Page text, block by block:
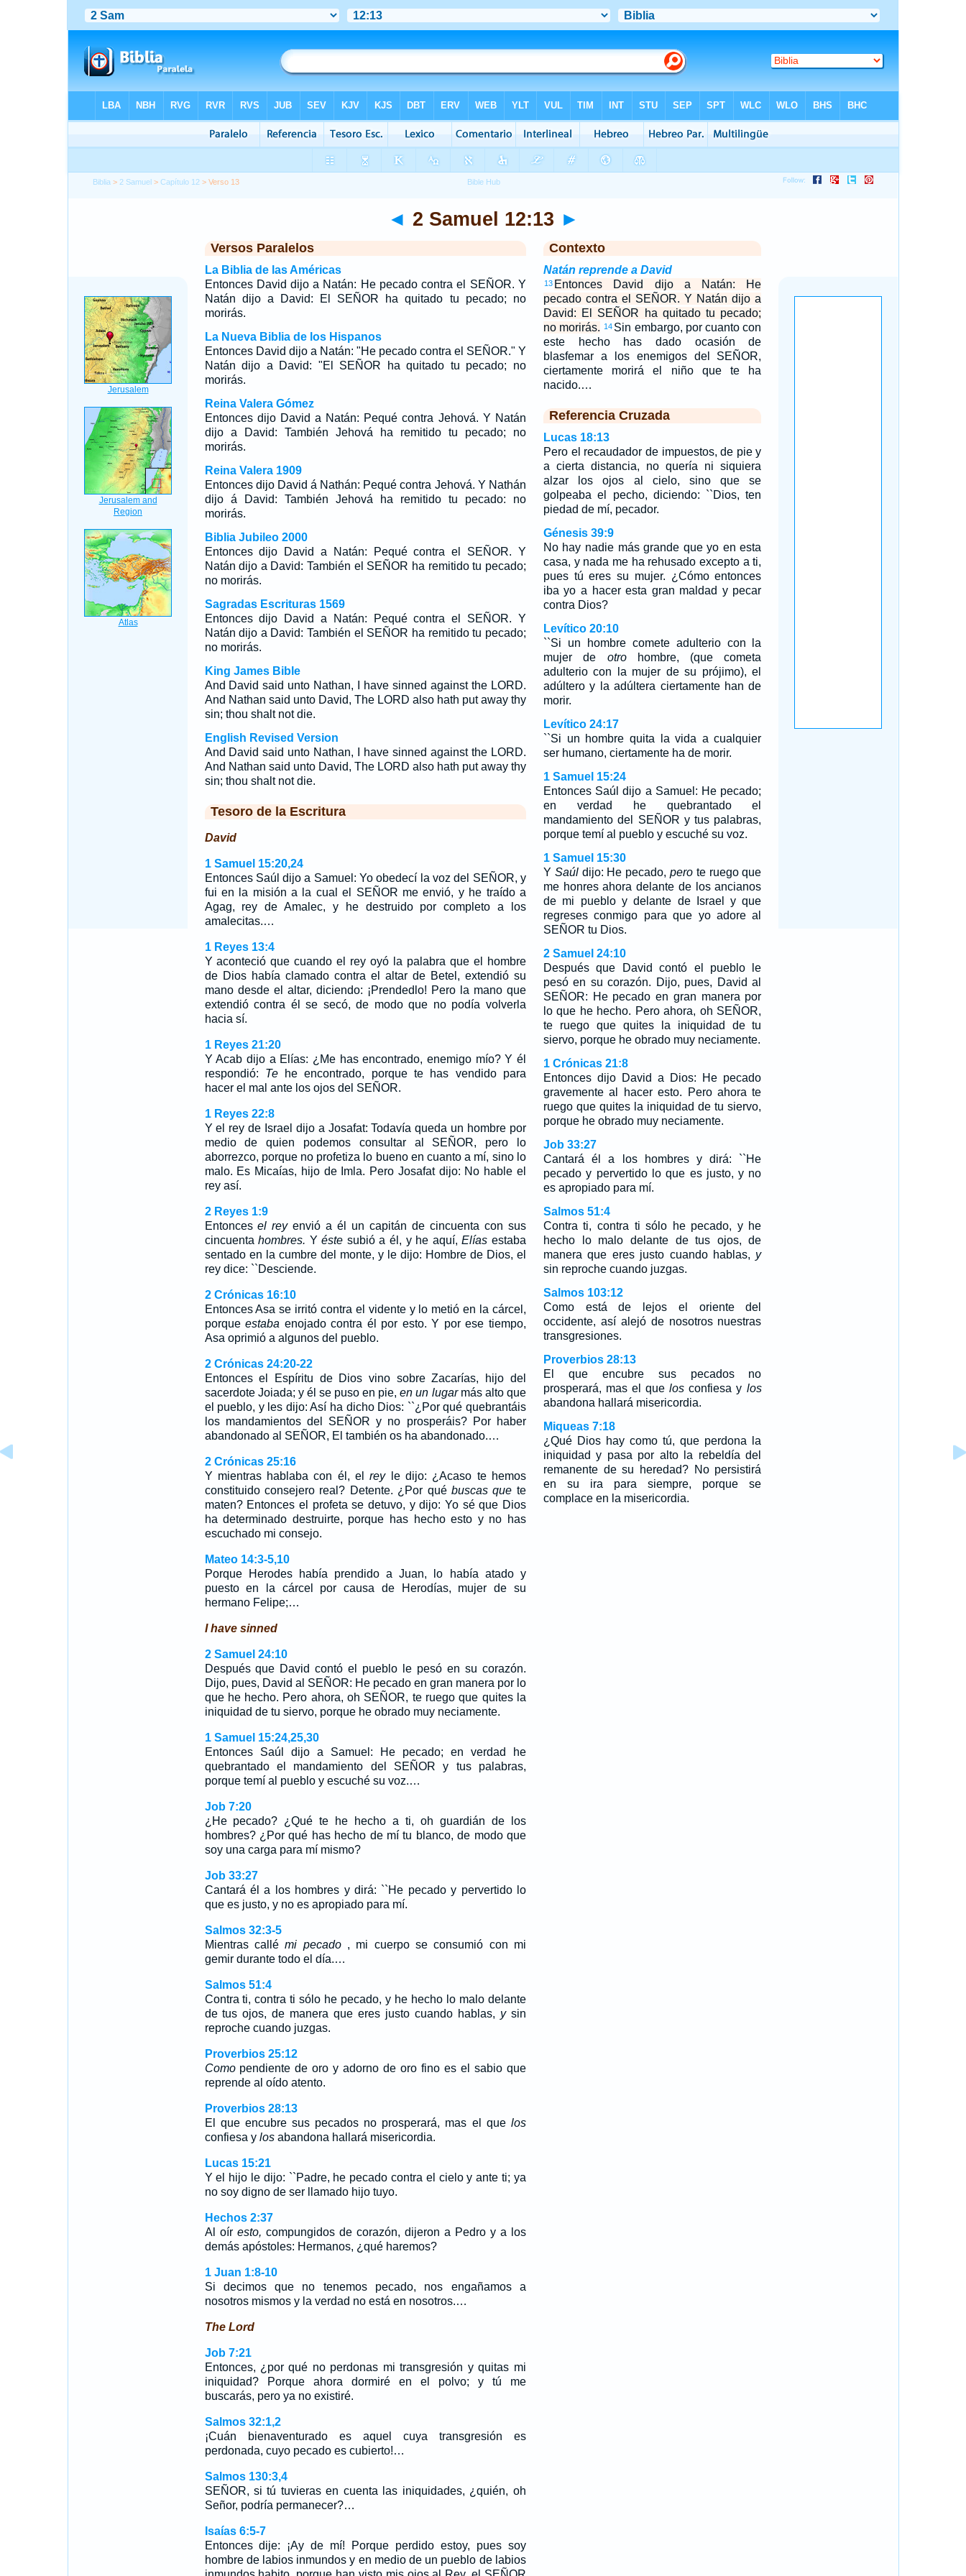
Biblia > 2 Samuel >Capítulo 12 > Verso 13
◄ 2 Samuel 12:13 ►
Versos Paralelos
La Biblia de las Américas
Entonces David dijo a Natán: He pecado contra el SEÑOR. Y
Natán dijo a David: El SEÑOR ha quitado tu pecado; no
morirás.
La Nueva Biblia de los Hispanos
Entonces David dijo a Natán: "He pecado contra el SEÑOR." Y
Natán dijo a David: "El SEÑOR ha quitado tu pecado; no
morirás.
Reina Valera Gómez
Entonces dijo David a Natán: Pequé contra Jehová. Y Natán
dijo a David: También Jehová ha remitido tu pecado; no
morirás.
Reina Valera 1909
Entonces dijo David á Nathán: Pequé contra Jehová. Y Nathán
dijo á David: También Jehová ha remitido tu pecado: no
morirás.
Biblia Jubileo 2000
Entonces dijo David a Natán: Pequé contra el SEÑOR. Y
Natán dijo a David: También el SEÑOR ha remitido tu pecado;
no morirás.
Sagradas Escrituras 1569
Entonces dijo David a Natán: Pequé contra el SEÑOR. Y
Natán dijo a David: También el SEÑOR ha remitido tu pecado;
no morirás.
King James Bible
And David said unto Nathan, I have sinned against the LORD.
And Nathan said unto David, The LORD also hath put away thy
sin; thou shalt not die.
English Revised Version
And David said unto Nathan, I have sinned against the LORD.
And Nathan said unto David, The LORD also hath put away thy
sin; thou shalt not die.
Tesoro de la Escritura
David
1 Samuel 15:20,24
Entonces Saúl dijo a Samuel: Yo obedecí la voz del SEÑOR, y
fui en la misión a la cual el SEÑOR me envió, y he traído a
Agag, rey de Amalec, y he destruido por completo a los
amalecitas.…
1 Reyes 13:4
Y aconteció que cuando el rey oyó la palabra que el hombre
de Dios había clamado contra el altar de Betel, extendió su
mano desde el altar, diciendo: ¡Prendedlo! Pero la mano que
extendió contra él se secó, de modo que no podía volverla
hacia sí.
1 Reyes 21:20
Y Acab dijo a Elías: ¿Me has encontrado, enemigo mío? Y él
respondió: Tehe encontrado, porque te has vendido para
hacer el mal ante los ojos del SEÑOR.
1 Reyes 22:8
Y el rey de Israel dijo a Josafat: Todavía queda un hombre por
medio de quien podemos consultar al SEÑOR, pero lo
aborrezco, porque no profetiza lo bueno en cuanto a mí, sino lo
malo. Es Micaías, hijo de Imla. Pero Josafat dijo: No hable el
rey así.
2 Reyes 1:9
Entoncesel reyenvió a él un capitán de cincuenta con sus
cincuentahombres. Yéste subió a él, y he aquí,Elías estaba
sentado en la cumbre del monte, y le dijo: Hombre de Dios, el
rey dice: ``Desciende.
2 Crónicas 16:10
Entonces Asa se irritó contra el vidente y lo metió en la cárcel,
porqueestaba enojado contra él por esto. Y por ese tiempo,
Asa oprimió a algunos del pueblo.
2 Crónicas 24:20-22
Entonces el Espíritu de Dios vino sobre Zacarías, hijo del
sacerdote Joiada; y él se puso en pie,en un lugarmás alto que
el pueblo, y les dijo: Así ha dicho Dios: ``¿Por qué quebrantáis
los mandamientos del SEÑOR y no prosperáis? Por haber
abandonado al SEÑOR, El también os ha abandonado.…
2 Crónicas 25:16
Y mientras hablaba con él, elreyle dijo: ¿Acaso te hemos
constituido consejero real? Detente. ¿Por québuscas que te
maten? Entonces el profeta se detuvo, y dijo: Yo sé que Dios
ha determinado destruirte, porque has hecho esto y no has
escuchado mi consejo.
Mateo 14:3-5,10
Porque Herodes había prendido a Juan, lo había atado y
puesto en la cárcel por causa de Herodías, mujer de su
hermano Felipe;…
I have sinned
2 Samuel 24:10
Después que David contó el pueblo le pesó en su corazón.
Dijo, pues, David al SEÑOR: He pecado en gran manera por lo
que he hecho. Pero ahora, oh SEÑOR, te ruego que quites la
iniquidad de tu siervo, porque he obrado muy neciamente.
1 Samuel 15:24,25,30
Entonces Saúl dijo a Samuel: He pecado; en verdad he
quebrantado el mandamiento del SEÑOR y tus palabras,
porque temí al pueblo y escuché su voz.…
Job 7:20
¿He pecado? ¿Qué te he hecho a ti, oh guardián de los
hombres? ¿Por qué has hecho de mí tu blanco, de modo que
soy una carga para mí mismo?
Job 33:27
Cantará él a los hombres y dirá: ``He pecado y pervertido lo
que es justo, y no es apropiado para mí.
Salmos 32:3-5
Mientras callémi pecado, mi cuerpo se consumió con mi
gemir durante todo el día.…
Salmos 51:4
Contra ti, contra ti sólo he pecado, y he hecho lo malo delante
de tus ojos, de manera que eres justo cuando hablas, ysin
reproche cuando juzgas.
Proverbios 25:12
Comopendiente de oro y adorno de oro fino es el sabio que
reprende al oído atento.
Proverbios 28:13
El que encubre sus pecados no prosperará, mas el que los
confiesa y losabandona hallará misericordia.
Lucas 15:21
Y el hijo le dijo: ``Padre, he pecado contra el cielo y ante ti; ya
no soy digno de ser llamado hijo tuyo.
Hechos 2:37
Al oír esto, compungidos de corazón, dijeron a Pedro y a los
demás apóstoles: Hermanos, ¿qué haremos?
1 Juan 1:8-10
Si decimos que no tenemos pecado, nos engañamos a
nosotros mismos y la verdad no está en nosotros.…
The Lord
Job 7:21
Entonces, ¿por qué no perdonas mi transgresión y quitas mi
iniquidad? Porque ahora dormiré en el polvo; y tú me
buscarás, pero ya no existiré.
Salmos 32:1,2
¡Cuán bienaventurado es aquel cuya transgresión es
perdonada, cuyo pecado es cubierto!…
Salmos 130:3,4
SEÑOR, si tú tuvieras en cuenta las iniquidades, ¿quién, oh
Señor, podría permanecer?…
Isaías 6:5-7
Entonces dije: ¡Ay de mí! Porque perdido estoy, pues soy
hombre de labios inmundos y en medio de un pueblo de labios
Contexto
Natán reprende a David
13 Entonces David dijo a Natán: He
pecado contra el SEÑOR. Y Natán dijo a
David: El SEÑOR ha quitado tu pecado;
no morirás. 14 Sin embargo, por cuanto con
este hecho has dado ocasión de
blasfemar a los enemigos del SEÑOR,
ciertamente morirá el niño que te ha
nacido.…
Referencia Cruzada
Lucas 18:13
Pero el recaudador de impuestos, de pie y
a cierta distancia, no quería ni siquiera
alzar los ojos al cielo, sino que se
golpeaba el pecho, diciendo: ``Dios, ten
piedad de mí, pecador.
Génesis 39:9
No hay nadie más grande que yo en esta
casa, y nada me ha rehusado excepto a ti,
pues tú eres su mujer. ¿Cómo entonces
iba yo a hacer esta gran maldad y pecar
contra Dios?
Levítico 20:10
``Si un hombre comete adulterio con la
mujer de otrohombre, (que cometa
adulterio con la mujer de su prójimo), el
adúltero y la adúltera ciertamente han de
morir.
Levítico 24:17
``Si un hombre quita la vida a cualquier
ser humano, ciertamente ha de morir.
1 Samuel 15:24
Entonces Saúl dijo a Samuel: He pecado;
en verdad he quebrantado el
mandamiento del SEÑOR y tus palabras,
porque temí al pueblo y escuché su voz.
1 Samuel 15:30
Y Saúldijo: He pecado,pero te ruego que
me honres ahora delante de los ancianos
de mi pueblo y delante de Israel y que
regreses conmigo para que yo adore al
SEÑOR tu Dios.
2 Samuel 24:10
Después que David contó el pueblo le
pesó en su corazón. Dijo, pues, David al
SEÑOR: He pecado en gran manera por
lo que he hecho. Pero ahora, oh SEÑOR,
te ruego que quites la iniquidad de tu
siervo, porque he obrado muy neciamente.
1 Crónicas 21:8
Entonces dijo David a Dios: He pecado
gravemente al hacer esto. Pero ahora te
ruego que quites la iniquidad de tu siervo,
porque he obrado muy neciamente.
Job 33:27
Cantará él a los hombres y dirá: ``He
pecado y pervertido lo que es justo, y no
es apropiado para mí.
Salmos 51:4
Contra ti, contra ti sólo he pecado, y he
hecho lo malo delante de tus ojos, de
manera que eres justo cuando hablas, y
sin reproche cuando juzgas.
Salmos 103:12
Como está de lejos el oriente del
occidente, así alejó de nosotros nuestras
transgresiones.
Proverbios 28:13
El que encubre sus pecados no
prosperará, mas el quelos confiesa y los
abandona hallará misericordia.
Miqueas 7:18
¿Qué Dios hay como tú, que perdona la
iniquidad y pasa por alto la rebeldía del
remanente de su heredad? No persistirá
en su ira para siempre, porque se
complace en la misericordia.